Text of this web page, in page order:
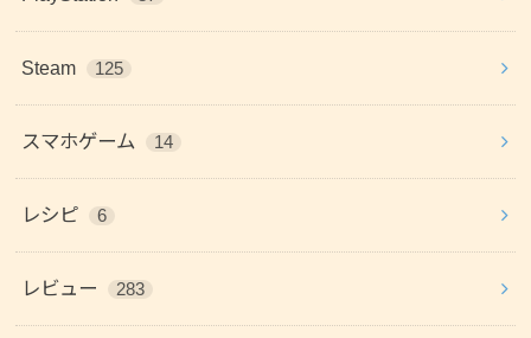
Steam 125
スマホゲーム 14
レシピ 6
レビュー 283